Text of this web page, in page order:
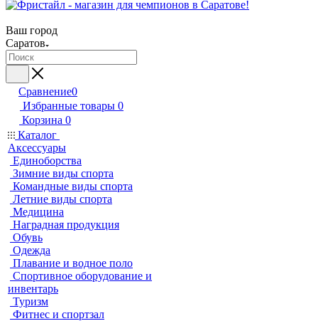
Ваш город
Саратов
Сравнение0
Избранные товары 0
Корзина 0
Каталог
Аксессуары
Единоборства
Зимние виды спорта
Командные виды спорта
Летние виды спорта
Медицина
Наградная продукция
Обувь
Одежда
Плавание и водное поло
Спортивное оборудование и
инвентарь
Туризм
Фитнес и спортзал